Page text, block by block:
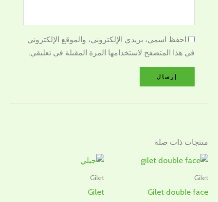
احفظ اسمي، بريدي الإلكتروني، والموقع الإلكتروني
في هذا المتصفح لاستخدامها المرة المقبلة في تعليقي.
منتجات ذات صلة
Gilet
Gilet double face
Gilet
Gilet